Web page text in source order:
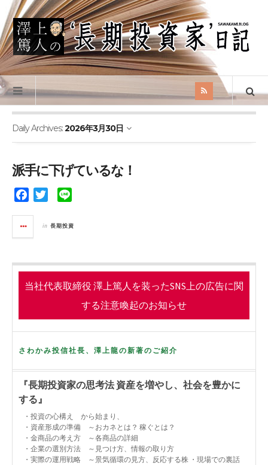
Daily Archives:2026年3月30日
派手に下げているな！
e
o
o
e
r
n
in 長期投資
当社代表取締役 澤上篤人を装ったSNS上の広告に関
する注意喚起のお知らせ
さわかみ投信社長、澤上龍の新著のご紹介
『長期投資家の思考法 資産を増やし、社会を豊かに
する』
・投資の心構え から始まり、
・資産形成の準備 ～おカネとは？ 稼ぐとは？
・金商品の考え方 ～各商品の詳細
・企業の選別方法 ～見つけ方、情報の取り方
・実際の運用戦略 ～景気循環の見方、反応する株 ・現場での裏話